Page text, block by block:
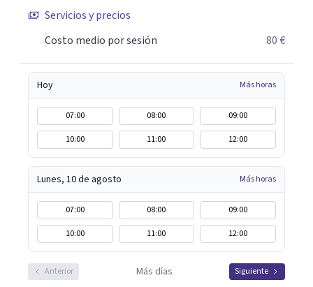
Servicios y precios
Costo medio por sesión
80 €
Hoy Más horas
07:00 08:00
09:00
10:00
11:00 12:00
Lunes, 10 de agosto Más horas
07:00 08:00
09:00
10:00
11:00 12:00
Anterior Más días Siguiente